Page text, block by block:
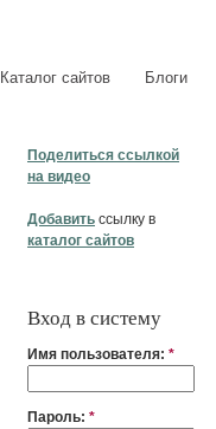
Каталог сайтов Блоги
Поделиться ссылкой
на видео
Добавить ссылку в
каталог сайтов
Вход в систему
Имя пользователя: *
Пароль: *